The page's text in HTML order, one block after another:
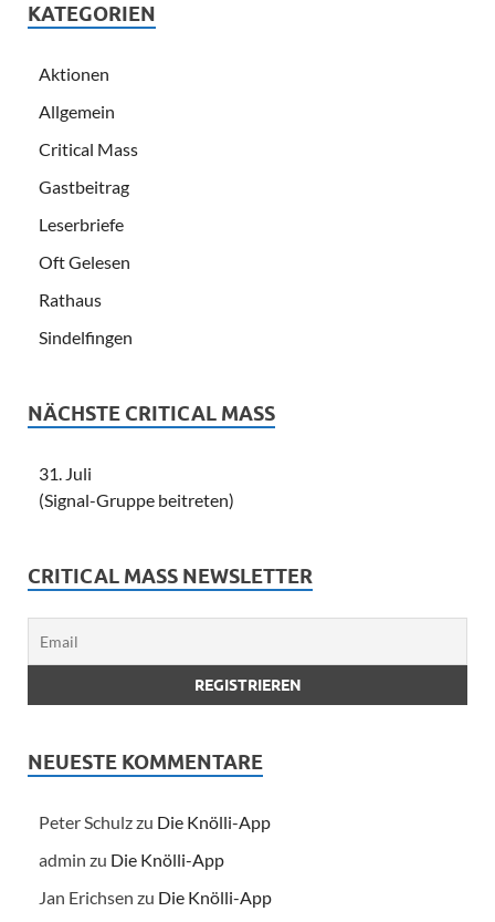
KATEGORIEN
Aktionen
Allgemein
Critical Mass
Gastbeitrag
Leserbriefe
Oft Gelesen
Rathaus
Sindelfingen
NÄCHSTE CRITICAL MASS
31. Juli
(Signal-Gruppe beitreten)
CRITICAL MASS NEWSLETTER
NEUESTE KOMMENTARE
Peter Schulzzu Die Knölli-App
admin zu Die Knölli-App
Jan Erichsen zu Die Knölli-App